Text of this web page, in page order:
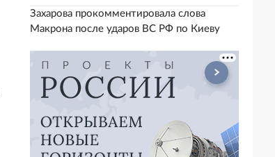
Захарова прокомментировала слова
Макрона после ударов ВС РФ по Киеву